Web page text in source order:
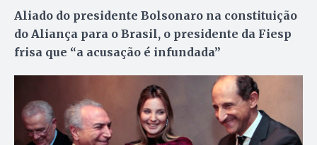
Aliado do presidente Bolsonaro na constituição
do Aliança para o Brasil, o presidente da Fiesp
frisa que “a acusação é infundada”